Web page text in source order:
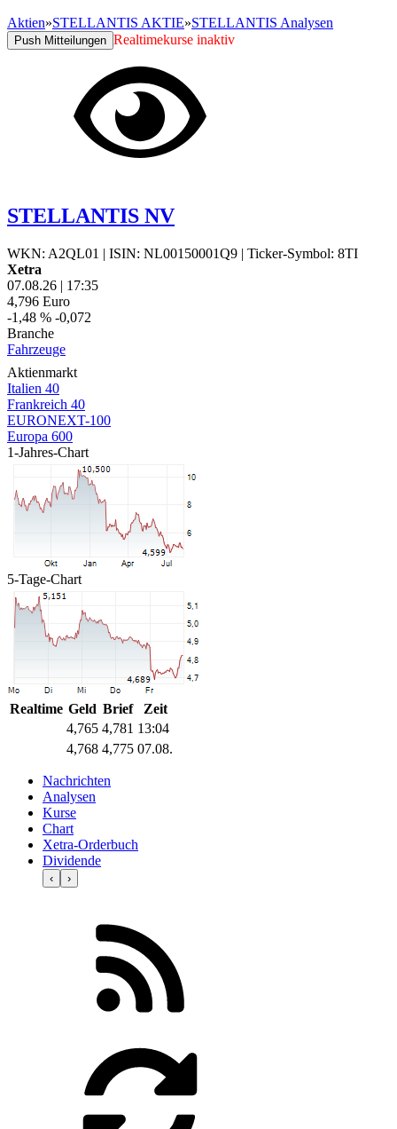
Aktien»STELLANTIS AKTIE»STELLANTIS Analysen
Push Mitteilungen Realtimekurse inaktiv
STELLANTIS NV
WKN: A2QL01 | ISIN: NL00150001Q9 | Ticker-Symbol: 8TI
Xetra
07.08.26 | 17:35
4,796 Euro
-1,48 % -0,072
Branche
Fahrzeuge
Aktienmarkt
Italien 40
Frankreich 40
EURONEXT-100
Europa 600
1-Jahres-Chart
5-Tage-Chart
Realtime Geld Brief
Zeit
4,765 4,781 13:04
4,768 4,775 07.08.
Nachrichten
Analysen
Kurse
Chart
Xetra-Orderbuch
Dividende
‹ ›